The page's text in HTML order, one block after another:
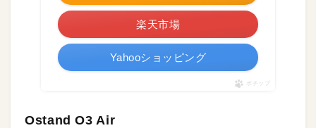
楽天市場
Yahooショッピング
ポチップ
Ostand O3 Air